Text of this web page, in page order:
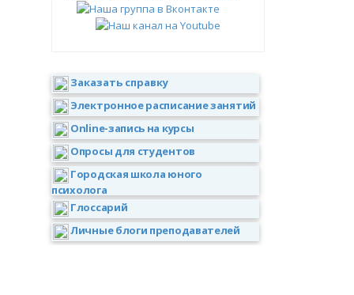
Заказать справку
Электронное расписание занятий
Online-запись на курсы
Опросы для студентов
Городская школа юного
психолога
Глоссарий
Личные блоги преподавателей